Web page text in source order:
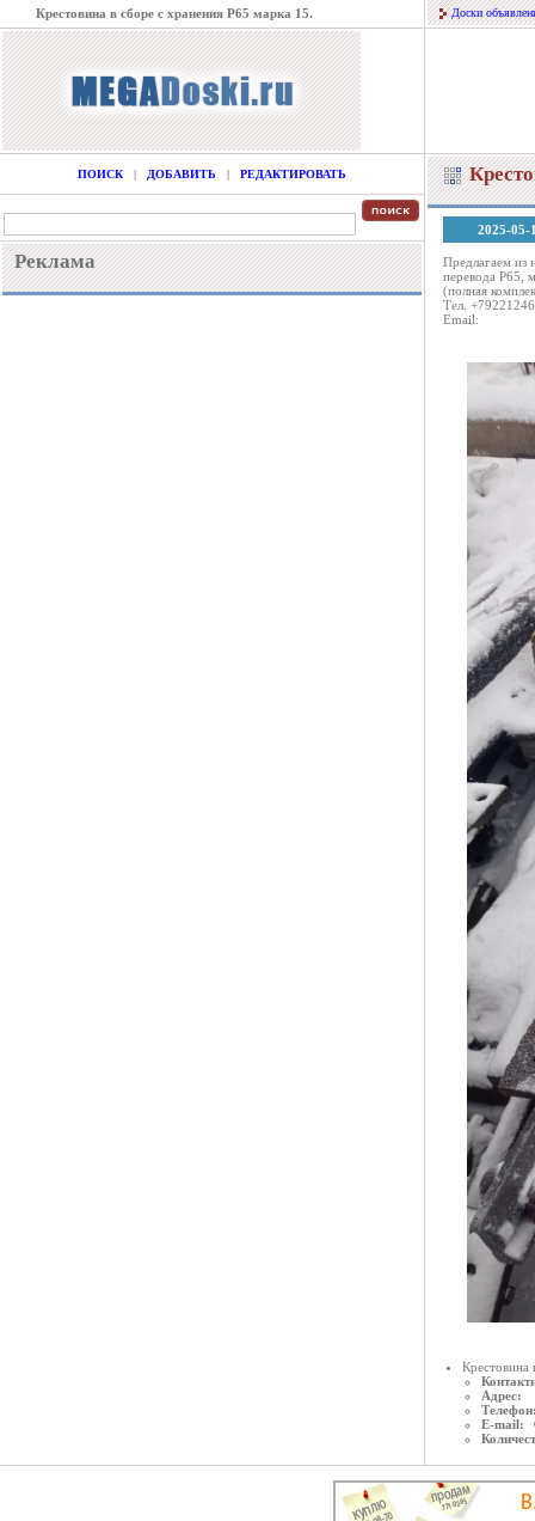
Крестовина в сборе с хранения Р65 марка 15. Доски
ПОИСК | ДОБАВИТЬ | РЕДАКТИРОВАТЬ
Реклама
2025-05-
Предлагаем из
перевода Р65,
(полная
Тел.
Email:
Крестовина
Адрес:
E-mail: